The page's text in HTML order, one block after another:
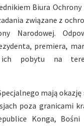
Biura Ochrony
związane z
Narodowej.
premiera,
ich pobytu na
mają
poza granicami
Konga,